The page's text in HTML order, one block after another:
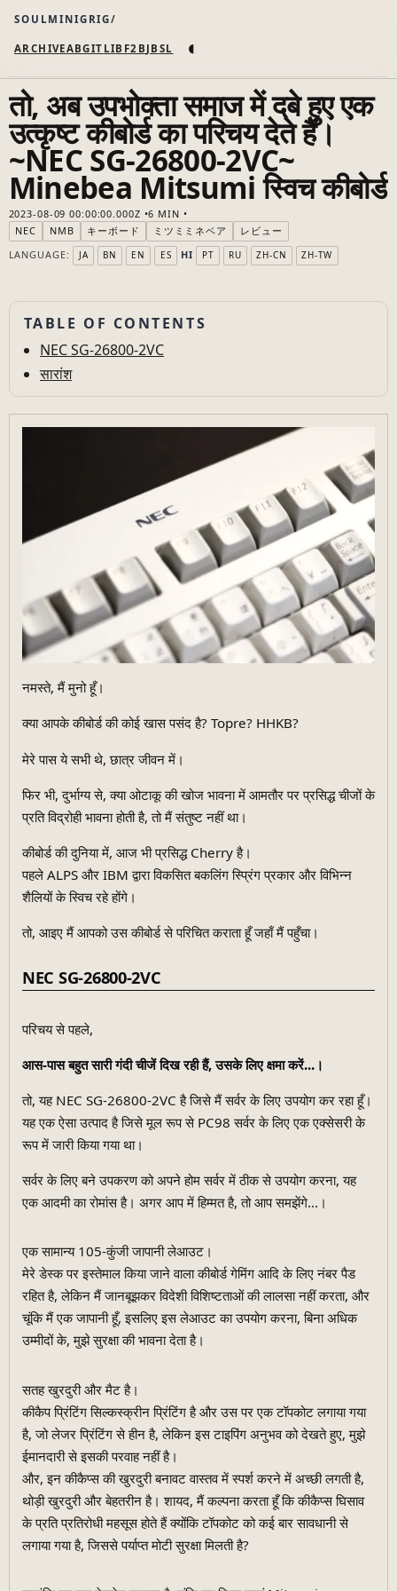
SOULMINIGRIG
ARCHIVEABGIT LIB F2B JB SL ◐
तो, अब उपभोक्ता समाज में दबे हुए एक
उत्कृष्ट कीबोर्ड का परिचय देते हैं।
~NEC SG-26800-2VC~
Minebea Mitsumi स्विच कीबोर्ड
2023-08-09 00:00:00.000Z
6 MIN
NEC
NMB キーボード ミツミミネベア
レビュー
LANGUAGE:
JA BN EN ES HI PT RU ZH-CN ZH-TW
TABLE OF CONTENTS
NEC SG-26800-2VC
सारांश
नमस्ते, मैं मुनो हूँ।
क्या आपके कीबोर्ड की कोई खास पसंद है? Topre? HHKB?
मेरे पास ये सभी थे, छात्र जीवन में।
फिर भी, दुर्भाग्य से, क्या ओटाकू की खोज भावना में आमतौर पर प्रसिद्ध चीजों के
प्रति विद्रोही भावना होती है, तो मैं संतुष्ट नहीं था।
कीबोर्ड की दुनिया में, आज भी प्रसिद्ध Cherry है।
पहले ALPS और IBM द्वारा विकसित बकलिंग स्प्रिंग प्रकार और विभिन्न
शैलियों के स्विच रहे होंगे।
तो, आइए मैं आपको उस कीबोर्ड से परिचित कराता हूँ जहाँ मैं पहुँचा।
NEC SG-26800-2VC
परिचय से पहले,
आस-पास बहुत सारी गंदी चीजें दिख रही हैं, उसके लिए क्षमा करें...।
तो, यह NEC SG-26800-2VC है जिसे मैं सर्वर के लिए उपयोग कर रहा हूँ।
यह एक ऐसा उत्पाद है जिसे मूल रूप से PC98 सर्वर के लिए एक एक्सेसरी के
रूप में जारी किया गया था।
सर्वर के लिए बने उपकरण को अपने होम सर्वर में ठीक से उपयोग करना, यह
एक आदमी का रोमांस है। अगर आप में हिम्मत है, तो आप समझेंगे...।
एक सामान्य 105-कुंजी जापानी लेआउट।
मेरे डेस्क पर इस्तेमाल किया जाने वाला कीबोर्ड गेमिंग आदि के लिए नंबर पैड
रहित है, लेकिन मैं जानबूझकर विदेशी विशिष्टताओं की लालसा नहीं करता, और
चूंकि मैं एक जापानी हूँ, इसलिए इस लेआउट का उपयोग करना, बिना अधिक
उम्मीदों के, मुझे सुरक्षा की भावना देता है।
सतह खुरदुरी और मैट है।
कीकैप प्रिंटिंग सिल्कस्क्रीन प्रिंटिंग है और उस पर एक टॉपकोट लगाया गया
है, जो लेजर प्रिंटिंग से हीन है, लेकिन इस टाइपिंग अनुभव को देखते हुए, मुझे
ईमानदारी से इसकी परवाह नहीं है।
और, इन कीकैप्स की खुरदुरी बनावट वास्तव में स्पर्श करने में अच्छी लगती है,
थोड़ी खुरदुरी और बेहतरीन है। शायद, मैं कल्पना करता हूँ कि कीकैप्स घिसाव
के प्रति प्रतिरोधी महसूस होते हैं क्योंकि टॉपकोट को कई बार सावधानी से
लगाया गया है, जिससे पर्याप्त मोटी सुरक्षा मिलती है?